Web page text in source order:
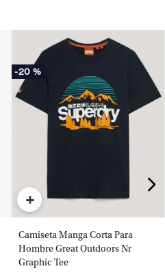
-20 %
+
Camiseta Manga Corta Para
Hombre Great Outdoors Nr
Graphic Tee